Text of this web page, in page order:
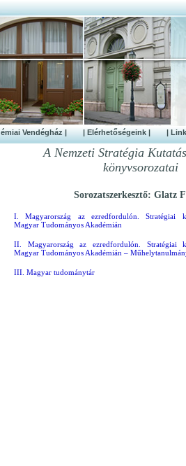
Vendégház | | Elérhetőségeink | |
A Nemzeti Stratégia
könyvsorozatai
Sorozatszerkesztő: Glatz
I. Magyarország az ezredfordulón. Stratégiai
Magyar Tudományos Akadémián
II. Magyarország az ezredfordulón. Stratégiai
Magyar Tudományos Akadémián –
III. Magyar tudománytár